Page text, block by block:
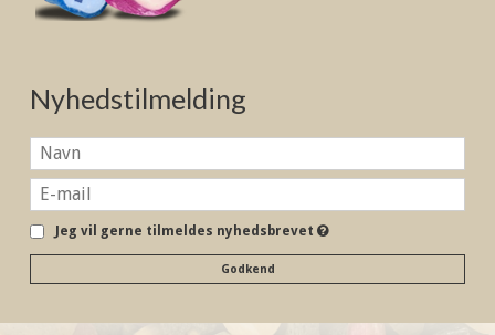
Nyhedstilmelding
Jeg vil gerne tilmeldes nyhedsbrevet
Godkend